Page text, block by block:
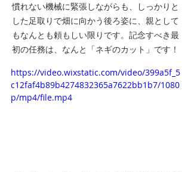
慣れない機械に緊張しながらも、しっかりと
した足取りで畑に向かう後ろ姿に、親として
もなんとも頼もしい限りです。記念すべき最
初の任務は、なんと「ネギのカット」です！
https://video.wixstatic.com/video/399a5f_5
c12faf4b89b4274832365a7622bb1b7/1080
p/mp4/file.mp4